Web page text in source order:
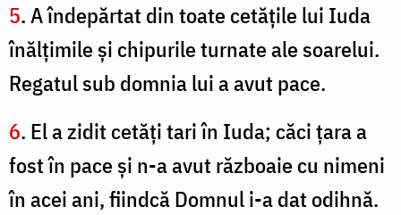
5. A îndepărtat din toate cetăţile lui Iuda
înălţimile şi chipurile turnate ale soarelui.
Regatul sub domnia lui a avut pace.
6. El a zidit cetăţi tari în Iuda; căci ţara a
fost în pace şi n-a avut războaie cu nimeni
în acei ani, fiindcă Domnul i-a dat odihnă.